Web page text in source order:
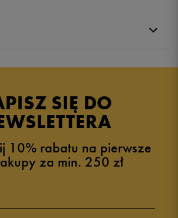
SIĘ DO
10% rabatu na pierwsze
za min. 250 zł